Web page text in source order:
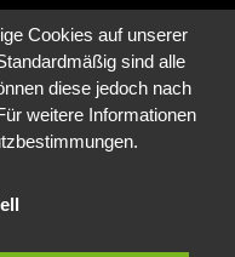
Cookies auf unserer
sind alle
diese jedoch nach
weitere Informationen
.